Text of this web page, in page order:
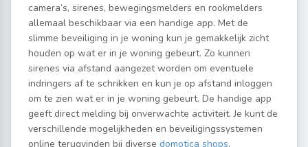
camera’s, sirenes, bewegingsmelders en rookmelders
allemaal beschikbaar via een handige app. Met de
slimme beveiliging in je woning kun je gemakkelijk zicht
houden op wat er in je woning gebeurt. Zo kunnen
sirenes via afstand aangezet worden om eventuele
indringers af te schrikken en kun je op afstand inloggen
om te zien wat er in je woning gebeurt. De handige app
geeft direct melding bij onverwachte activiteit. Je kunt de
verschillende mogelijkheden en beveiligingssystemen
online terugvinden bij diverse domotica shops.